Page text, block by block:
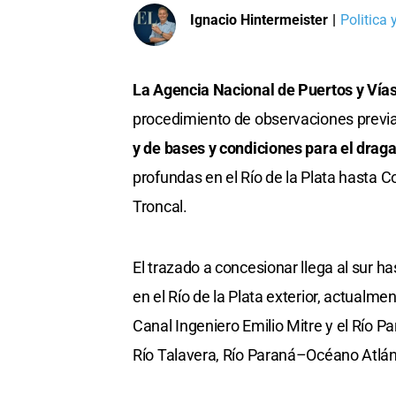
Ignacio Hintermeister | Politica
La Agencia Nacional de Puertos y
procedimiento de observaciones
y de bases y condiciones para el
profundas en el Río de la Plata hasta
Troncal.
El trazado a concesionar llega al sur
en el Río de la Plata exterior,
Canal Ingeniero Emilio Mitre y el Río
Río Talavera, Río Paraná–Océano